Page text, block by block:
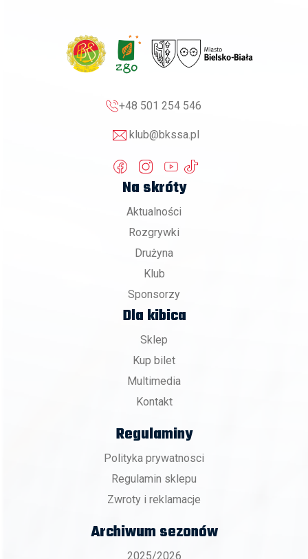
+48 501 254 546
klub@bkssa.pl
Na skróty
Aktualności
Rozgrywki
Drużyna
Klub
Sponsorzy
Dla kibica
Sklep
Kup bilet
Multimedia
Kontakt
Regulaminy
Polityka prywatnosci
Regulamin sklepu
Zwroty i reklamacje
Archiwum sezonów
2025/2026